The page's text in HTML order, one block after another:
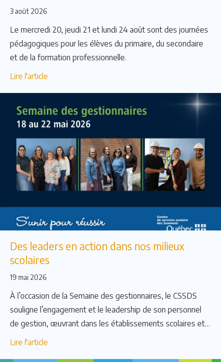
3 août 2026
Le mercredi 20, jeudi 21 et lundi 24 août sont des journées
pédagogiques pour les élèves du primaire, du secondaire
et de la formation professionnelle.
Lire l'article
Des leaders en action dans nos milieux
scolaires
19 mai 2026
À l’occasion de la Semaine des gestionnaires, le CSSDS
souligne l’engagement et le leadership de son personnel
de gestion, œuvrant dans les établissements scolaires et
au sein des services administratifs.
Lire l'article